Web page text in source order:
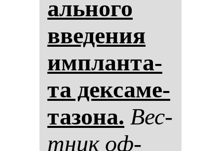
аль­но­го
вве­де­ния
им­план­та­
та дек­са­ме­
та­зо­на. Вес­
тник оф­